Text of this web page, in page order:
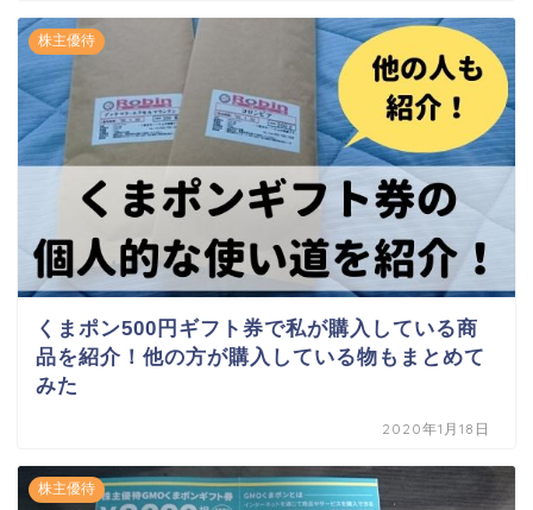
株主優待
くまポン500円ギフト券で私が購入している商
品を紹介！他の方が購入している物もまとめて
みた
2020年1月18日
株主優待